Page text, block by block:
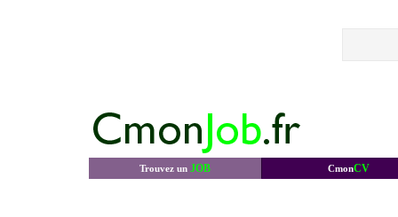
Trouvez un JOB CmonCV